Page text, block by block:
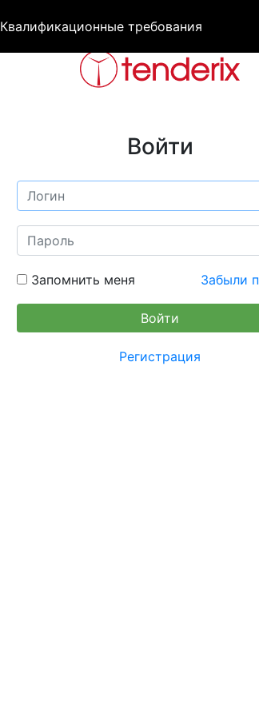
Квалификационные требования
Войти
Запомнить меня Забыли
Регистрация